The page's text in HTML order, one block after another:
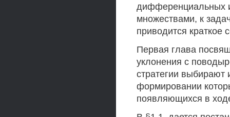
дифференциальных
множествами, к
приводится краткое
Первая глава
уклонения с
стратегии выбирают
формировании
появляющихся в